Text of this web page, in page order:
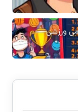
ورزشی